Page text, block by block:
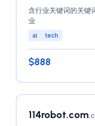
含行业关键词的关键
业
ai tech
$888
114robot.com